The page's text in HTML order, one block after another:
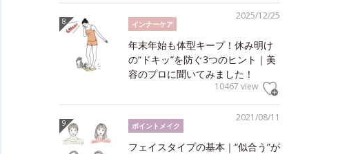
2025/12/25
インナーケア
年末年始も体型キープ！休み明け
の“ドキッ”を防ぐ3つのヒント｜美
容のプロに聞いてみました！
10467 view
2021/08/11
ポイントメイク
フェイスタイプの基本｜“似合う”が